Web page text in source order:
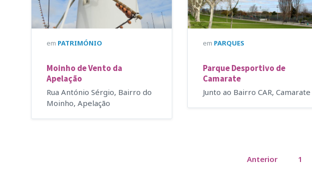
em PATRIMÓNIO
Moinho de Vento da
Apelação
Rua António Sérgio, Bairro do
Moinho, Apelação
em PARQUES
Parque Desportivo de
Camarate
Junto ao Bairro CAR, Camarate
Anterior 1